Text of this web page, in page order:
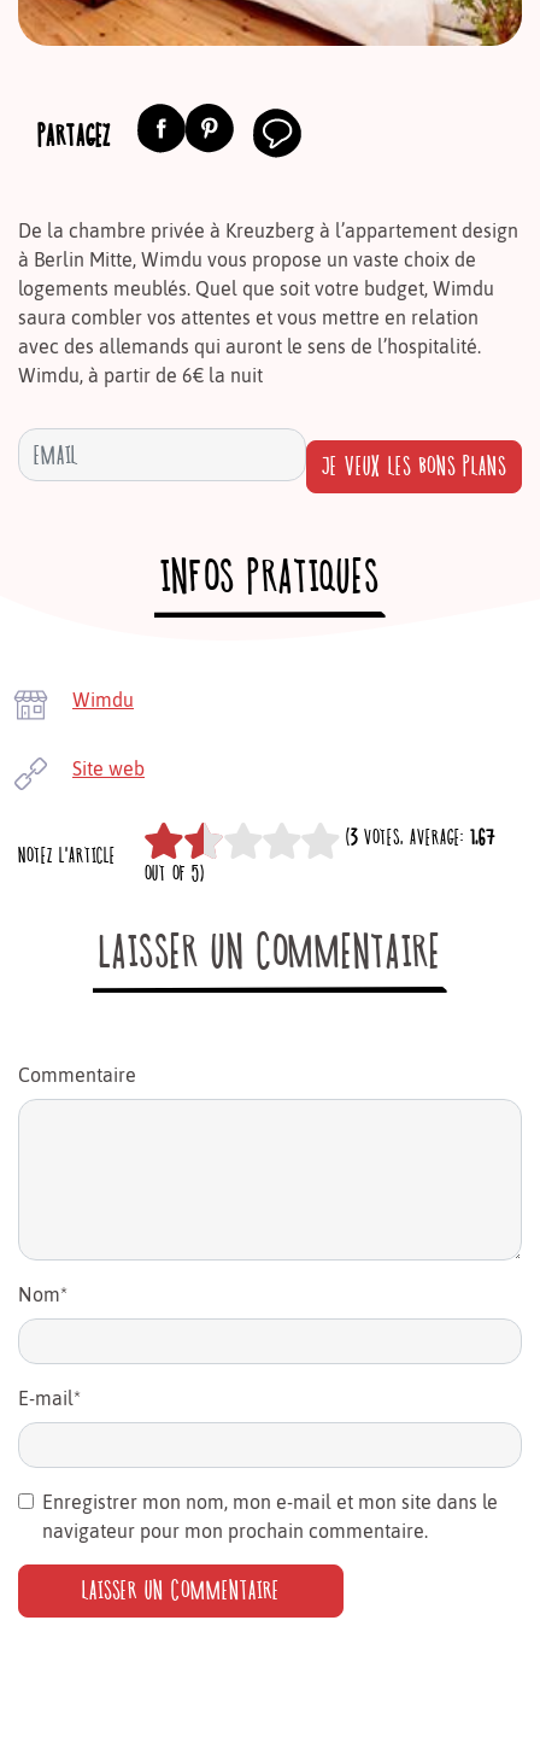
PARTAGEZ
De la chambre privée à Kreuzberg à l’appartement design
à Berlin Mitte, Wimdu vous propose un vaste choix de
logements meublés. Quel que soit votre budget, Wimdu
saura combler vos attentes et vous mettre en relation
avec des allemands qui auront le sens de l’hospitalité.
Wimdu, à partir de 6€ la nuit
JE VEUX LES BONS PLANS
INFOS PRATIQUES
Wimdu
Site web
NOTEZ L'ARTICLE
(3VOTES, AVERAGE: 1,67
OUT OF 5)
LAISSER UN COMMENTAIRE
Commentaire
Nom*
E-mail*
Enregistrer mon nom, mon e-mail et mon site dans le
navigateur pour mon prochain commentaire.